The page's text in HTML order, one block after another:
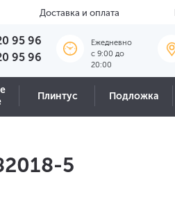
Доставка и оплата
95 96
95 96
Ежедневно
c 9:00 до
20:00
Плинтус Подложка
5